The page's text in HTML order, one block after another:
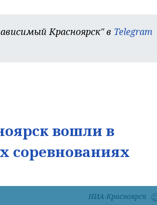
Красноярск" в Telegram
вошли в
соревнованиях
НИА-Красноярск